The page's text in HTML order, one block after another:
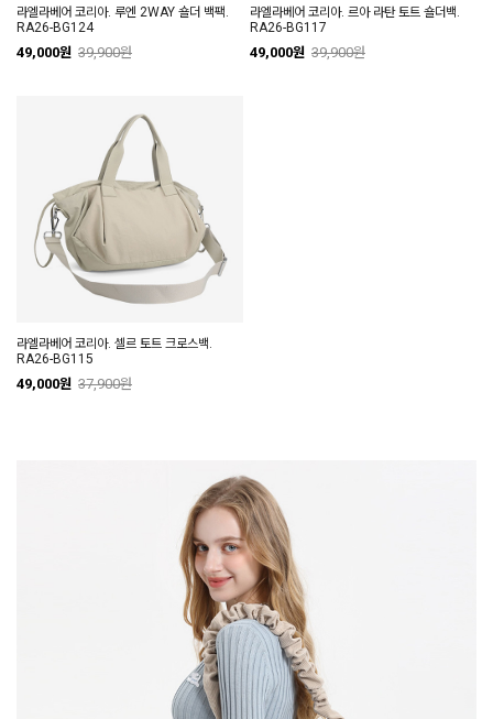
라엘라베어 코리아. 루엔 2WAY 숄더 백팩.
RA26-BG124
49,000원 39,900원
라엘라베어 코리아. 르아 라탄 토트 숄더백.
RA26-BG117
49,000원 39,900원
라엘라베어 코리아. 셀르 토트 크로스백.
RA26-BG115
49,000원 37,900원